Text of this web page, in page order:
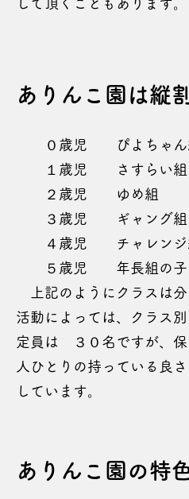
して頂くこともあります。
ありんこ園は縦
０歳児 ぴよちゃん
１歳児 さすらい組
２歳児 ゆめ組
３歳児 ギャング組
４歳児 チャレンジ
５歳児 年長組の子ど
上記のようにクラスは分
活動によっては、クラス
定員は ３０名ですが、保
人ひとりの持っている良
しています。
ありんこ園の特